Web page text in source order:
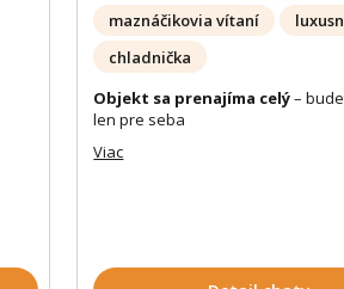
maznáčikovia vítaní
chladnička
Objekt sa prenajíma celý–
len pre seba
Viac